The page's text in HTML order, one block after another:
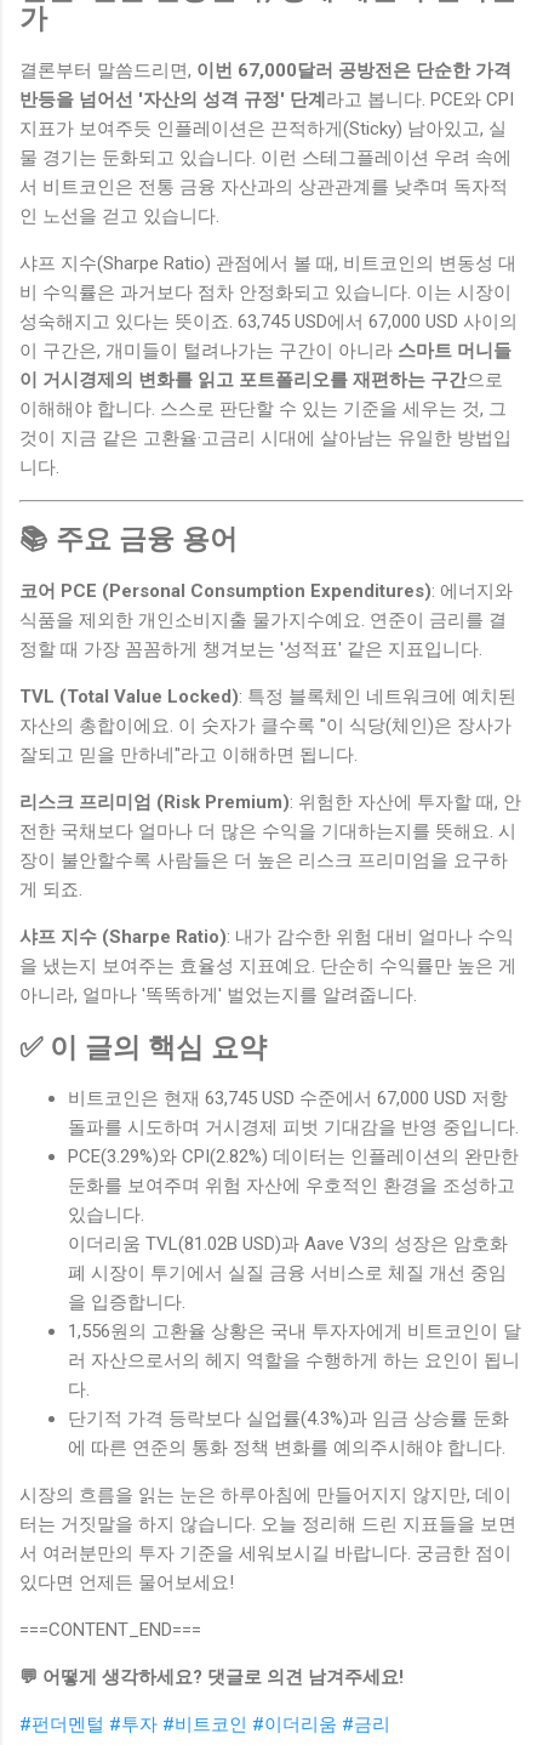
가
결론부터 말씀드리면, 이번 67,000달러 공방전은 단순한 가격
반등을 넘어선 '자산의 성격 규정' 단계 라고 봅니다. PCE와 CPI
지표가 보여주듯 인플레이션은 끈적하게(Sticky) 남아있고, 실
물 경기는 둔화되고 있습니다. 이런 스테그플레이션 우려 속에
서 비트코인은 전통 금융 자산과의 상관관계를 낮추며 독자적
인 노선을 걷고 있습니다.
샤프 지수(Sharpe Ratio) 관점에서 볼 때, 비트코인의 변동성 대
비 수익률은 과거보다 점차 안정화되고 있습니다. 이는 시장이
성숙해지고 있다는 뜻이죠. 63,745 USD에서 67,000 USD 사이의
이 구간은, 개미들이 털려나가는 구간이 아니라 스마트 머니들
이 거시경제의 변화를 읽고 포트폴리오를 재편하는 구간으로
이해해야 합니다. 스스로 판단할 수 있는 기준을 세우는 것, 그
것이 지금 같은 고환율·고금리 시대에 살아남는 유일한 방법입
니다.
📚 주요 금융 용어
코어 PCE (Personal Consumption Expenditures): 에너지와
식품을 제외한 개인소비지출 물가지수예요. 연준이 금리를 결
정할 때 가장 꼼꼼하게 챙겨보는 '성적표' 같은 지표입니다.
TVL (Total Value Locked): 특정 블록체인 네트워크에 예치된
자산의 총합이에요. 이 숫자가 클수록 "이 식당(체인)은 장사가
잘되고 믿을 만하네"라고 이해하면 됩니다.
리스크 프리미엄 (Risk Premium): 위험한 자산에 투자할 때, 안
전한 국채보다 얼마나 더 많은 수익을 기대하는지를 뜻해요. 시
장이 불안할수록 사람들은 더 높은 리스크 프리미엄을 요구하
게 되죠.
샤프 지수 (Sharpe Ratio): 내가 감수한 위험 대비 얼마나 수익
을 냈는지 보여주는 효율성 지표예요. 단순히 수익률만 높은 게
아니라, 얼마나 '똑똑하게' 벌었는지를 알려줍니다.
✅ 이 글의 핵심 요약
비트코인은 현재 63,745 USD 수준에서 67,000 USD 저항
돌파를 시도하며 거시경제 피벗 기대감을 반영 중입니다.
PCE(3.29%)와 CPI(2.82%) 데이터는 인플레이션의 완만한
둔화를 보여주며 위험 자산에 우호적인 환경을 조성하고
있습니다.
이더리움 TVL(81.02B USD)과 Aave V3의 성장은 암호화
폐 시장이 투기에서 실질 금융 서비스로 체질 개선 중임
을 입증합니다.
1,556원의 고환율 상황은 국내 투자자에게 비트코인이 달
러 자산으로서의 헤지 역할을 수행하게 하는 요인이 됩니
다.
단기적 가격 등락보다 실업률(4.3%)과 임금 상승률 둔화
에 따른 연준의 통화 정책 변화를 예의주시해야 합니다.
시장의 흐름을 읽는 눈은 하루아침에 만들어지지 않지만, 데이
터는 거짓말을 하지 않습니다. 오늘 정리해 드린 지표들을 보면
서 여러분만의 투자 기준을 세워보시길 바랍니다. 궁금한 점이
있다면 언제든 물어보세요!
===CONTENT_END===
💬 어떻게 생각하세요? 댓글로 의견 남겨주세요!
#펀더멘털 #투자 #비트코인 #이더리움 #금리